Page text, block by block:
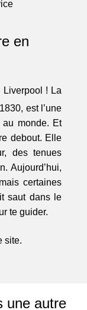
en
! La
est l’une
monde. Et
debout. Elle
des tenues
Aujourd’hui,
certaines
saut dans le
te guider.
site.
une autre